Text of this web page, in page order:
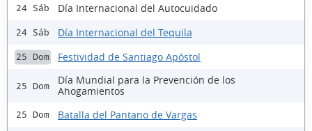
24 Sáb Día Internacional del Autocuidado
24 Sáb Día Internacional del Tequila
25 Dom Festividad de Santiago Apóstol
25 Dom
Día Mundial para la Prevención de los
Ahogamientos
25 Dom Batalla del Pantano de Vargas